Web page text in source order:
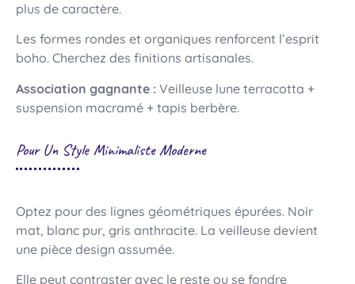
plus de caractère.
Les formes rondes et organiques renforcent l’esprit
boho. Cherchez des finitions artisanales.
Association gagnante : Veilleuse lune terracotta +
suspension macramé + tapis berbère.
Pour Un Style Minimaliste Moderne
Optez pour des lignes géométriques épurées. Noir
mat, blanc pur, gris anthracite. La veilleuse devient
une pièce design assumée.
Elle peut contraster avec le reste ou se fondre